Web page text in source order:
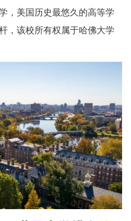
，美国历史最悠久的高等学
，该校所有权属于哈佛大学